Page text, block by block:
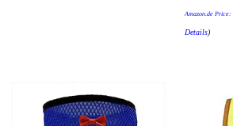
Amazon.de Price:
Details)